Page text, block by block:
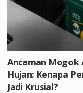
Ancaman Mogok
Hujan: Kenapa
Jadi Krusial?